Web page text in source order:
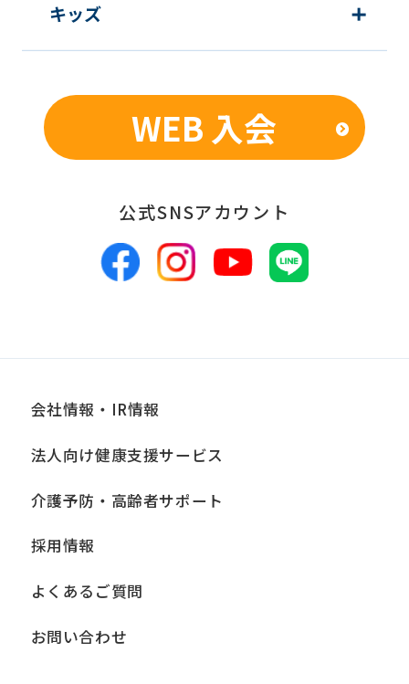
キッズ
WEB 入会
公式SNSアカウント
会社情報・IR情報
法人向け健康支援サービス
介護予防・高齢者サポート
採用情報
よくあるご質問
お問い合わせ